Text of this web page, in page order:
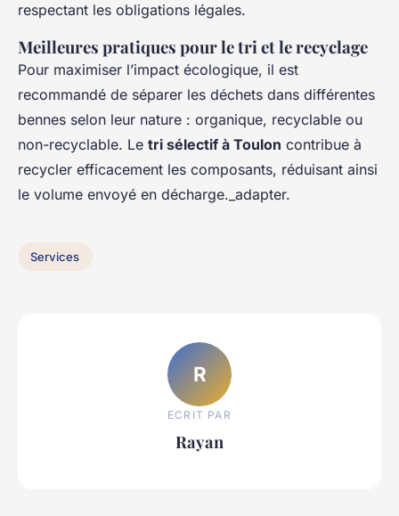
respectant les obligations légales.
Meilleures pratiques pour le tri et le recyclage
Pour maximiser l’impact écologique, il est
recommandé de séparer les déchets dans différentes
bennes selon leur nature : organique, recyclable ou
non-recyclable. Le tri sélectif à Toulon contribue à
recycler efficacement les composants, réduisant ainsi
le volume envoyé en décharge._adapter.
Services
R
ECRIT PAR
Rayan